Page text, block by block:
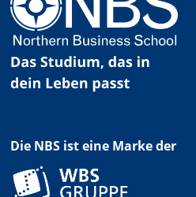
Die NBS ist eine Marke der